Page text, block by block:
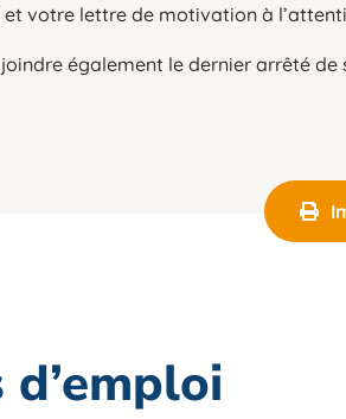
et votre lettre de motivation à
également le dernier arrêté